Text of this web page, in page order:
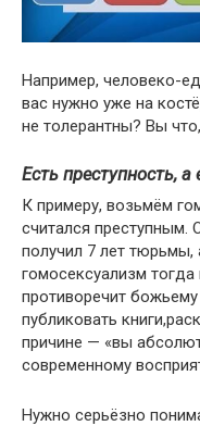
Например, человеко-
вас нужно уже на
не толерантны? Вы
Есть преступность, а
К примеру, возьмём
считался преступным.
получил 7 лет тюрьмы,
гомосексуализм
противоречит
публиковать
причине — «вы
современному
Нужно серьёзно